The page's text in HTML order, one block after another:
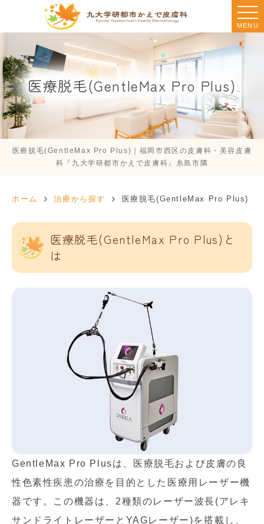
MENU
医療脱毛(GentleMax Pro Plus)
医療脱毛(GentleMax Pro Plus)｜福岡市西区の皮膚科・美容皮膚
科『九大学研都市かえで皮膚科』糸島市隣
ホーム 治療から探す 医療脱毛(GentleMax Pro Plus)
医療脱毛(GentleMax Pro Plus)と
は
GentleMax Pro Plusは、医療脱毛および皮膚の良
性色素性疾患の治療を目的とした医療用レーザー機
器です。この機器は、2種類のレーザー波長(アレキ
サンドライトレーザーとYAGレーザー)を搭載し、